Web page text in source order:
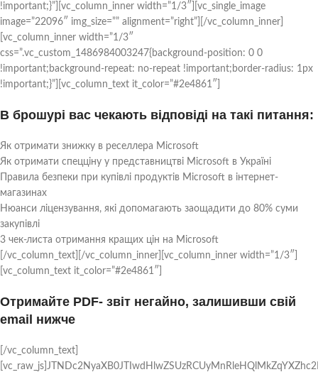
!important;}”][vc_column_inner width=”1/3″][vc_single_image
image=”22096″ img_size=”” alignment=”right”][/vc_column_inner]
[vc_column_inner width=”1/3″
css=”.vc_custom_1486984003247{background-position: 0 0
!important;background-repeat: no-repeat !important;border-radius: 1px
!important;}”][vc_column_text it_color=”#2e4861″]
В брошурі вас чекають відповіді на такі питання:
Як отримати знижку в реселлера Microsoft
Як отримати спецціну у представництві Microsoft в Україні
Правила безпеки при купівлі продуктів Microsoft в інтернет-
магазинах
Нюанси ліцензування, які допомагають заощадити до 80% суми
закупівлі
3 чек-листа отримання кращих цін на Microsoft
[/vc_column_text][/vc_column_inner][vc_column_inner width=”1/3″]
[vc_column_text it_color=”#2e4861″]
Отримайте PDF- звіт негайно, залишивши свій
email нижче
[/vc_column_text]